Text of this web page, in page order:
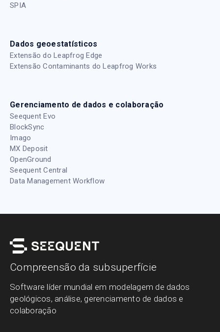
SPIA
Dados geoestatísticos
Extensão do Leapfrog Edge
Extensão Contaminants do Leapfrog Works
Gerenciamento de dados e colaboração
Seequent Evo
BlockSync
Imago
MX Deposit
OpenGround
Seequent Central
Data Management Workflow
Compreensão da subsuperfície
Software líder mundial em modelagem de dados
geológicos, análise, gerenciamento de dados e
colaboração